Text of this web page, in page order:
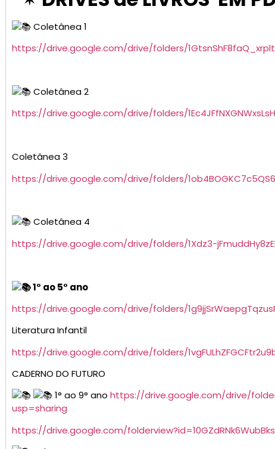
Coletânea 1
https://drive.google.com/drive/folders/
Coletânea 2
https://drive.google.com/drive/folders/
Coletânea 3
https://drive.google.com/drive/folders/
Coletânea 4
https://drive.google.com/drive/folders/1Xdz3-
1° ao 5° ano
https://drive.google.com/drive/folders/
Literatura Infantil
https://drive.google.com/drive/folders/
CADERNO DO FUTURO
1° ao 9° ano https://drive.google.com/drive/
usp=sharing
https://drive.google.com/